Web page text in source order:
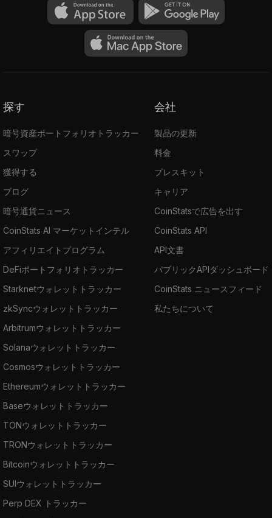
探す
暗号資産ポートフォリオトラッカー
スワップ
獲得する
ブログ
暗号通貨ニュース
CoinStats AI マーケットインテル
アフィリエイトプログラム
DeFiポートフォリオトラッカー
Starknetウォレットトラッカー
zkSyncウォレットトラッカー
Arbitrumウォレットトラッカー
Solanaウォレットトラッカー
Cosmosウォレットトラッカー
Ethereumウォレットトラッカー
Baseウォレットトラッカー
TONウォレットトラッカー
TRONウォレットトラッカー
Bitcoinウォレットトラッカー
SUIウォレットトラッカー
Perp DEX トラッカー
会社
製品の更新
料金
プレスキット
キャリア
CoinStatsで広告を出す
CoinStats API
API文書
パブリックAPIダッシュボード
CoinStats ニュースフィード
私たちについて